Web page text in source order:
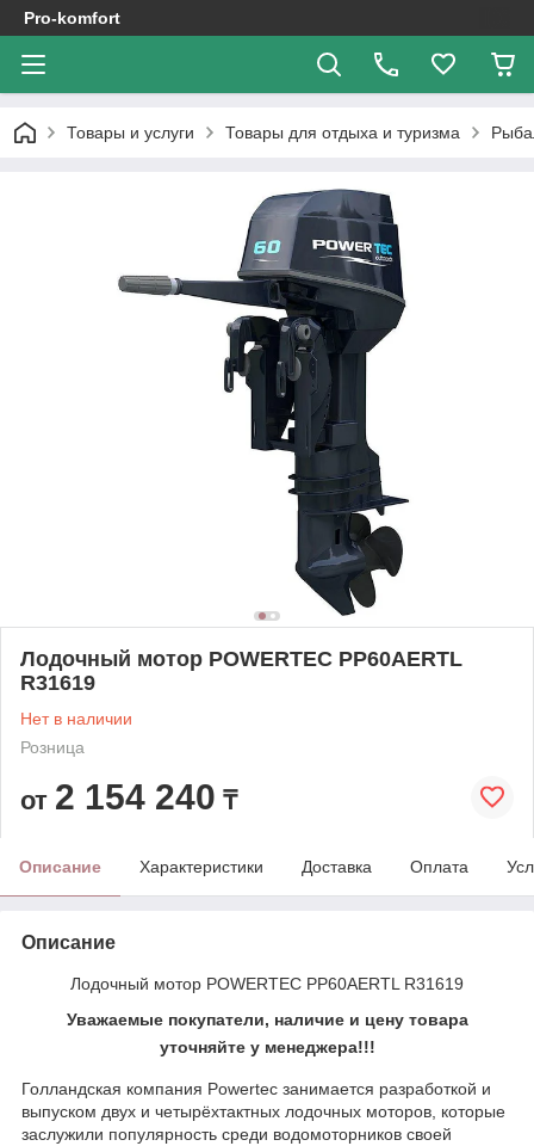
Pro-komfort
Товары и услуги Товары для отдыха и туризма
Лодочный мотор POWERTEC PP60AERTL
R31619
Нет в наличии
Розница
от 2 154 240 ₸
Описание Характеристики Доставка Оплата
Описание
Лодочный мотор POWERTEC PP60AERTL R31619
Уважаемые покупатели, наличие и цену товара
уточняйте у менеджера!!!
Голландская компания Powertec занимается разработкой и
выпуском двух и четырёхтактных лодочных моторов, которые
заслужили популярность среди водомоторников своей